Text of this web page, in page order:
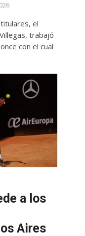
el
trabajó
con el cual
a los
Aires